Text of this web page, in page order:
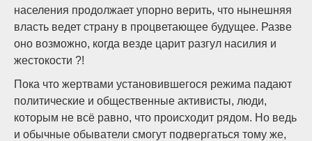
населения продолжает упорно верить, что нынешняя
власть ведет страну в процветающее будущее. Разве
оно возможно, когда везде царит разгул насилия и
жестокости ?!
Пока что жертвами установившегося режима падают
политические и общественные активисты, люди,
которым не всё равно, что происходит рядом. Но ведь
и обычные обыватели смогут подвергаться тому же,